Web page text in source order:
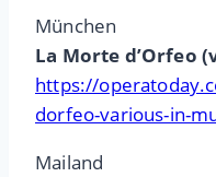
München
La Morte d’Orfeo
https://
dorfeo-various-in-
Mailand